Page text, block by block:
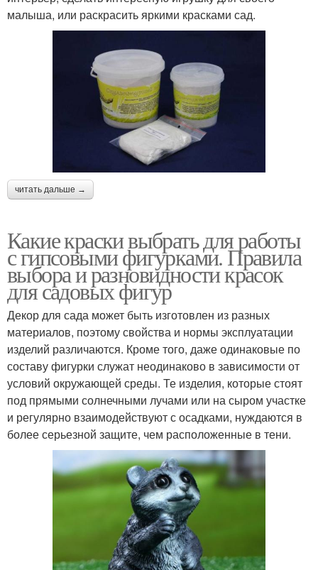
малыша, или раскрасить яркими красками сад.
читать дальше →
Какие краски выбрать для работы
с гипсовыми фигурками. Правила
выбора и разновидности красок
для садовых фигур
Декор для сада может быть изготовлен из разных
материалов, поэтому свойства и нормы эксплуатации
изделий различаются. Кроме того, даже одинаковые по
составу фигурки служат неодинаково в зависимости от
условий окружающей среды. Те изделия, которые стоят
под прямыми солнечными лучами или на сыром участке
и регулярно взаимодействуют с осадками, нуждаются в
более серьезной защите, чем расположенные в тени.